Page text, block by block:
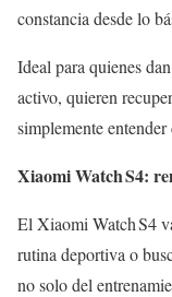
constancia desde lo
Ideal para quienes
activo, quieren
simplemente
Xiaomi Watch S4:
El Xiaomi Watch S4
rutina deportiva o
no solo del